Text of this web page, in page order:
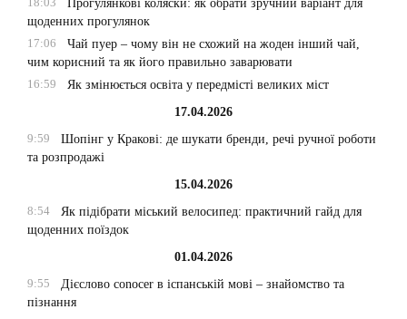
Прогулянкові коляски: як обрати зручний варіант для
щоденних прогулянок
17:06
Чай пуер – чому він не схожий на жоден інший чай,
чим корисний та як його правильно заварювати
16:59
Як змінюється освіта у передмісті великих міст
17.04.2026
9:59
Шопінг у Кракові: де шукати бренди, речі ручної роботи
та розпродажі
15.04.2026
8:54
Як підібрати міський велосипед: практичний гайд для
щоденних поїздок
01.04.2026
9:55
Дієслово conocer в іспанській мові – знайомство та
пізнання